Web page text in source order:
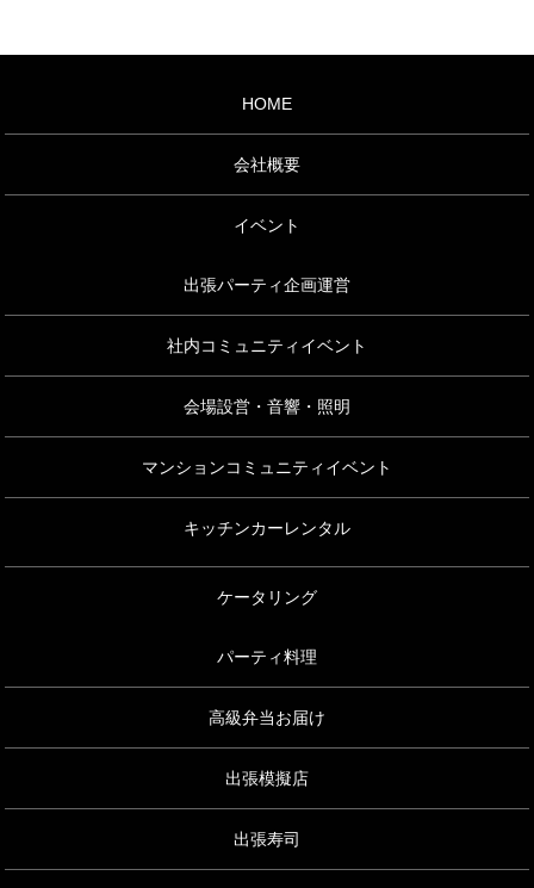
HOME
会社概要
イベント
出張パーティ企画運営
社内コミュニティイベント
会場設営・音響・照明
マンションコミュニティイベント
キッチンカーレンタル
ケータリング
パーティ料理
高級弁当お届け
出張模擬店
出張寿司